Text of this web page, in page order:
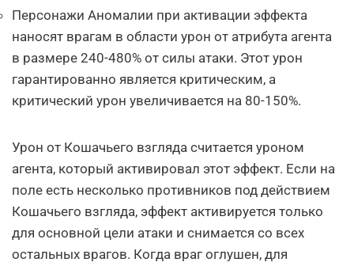
Персонажи Аномалии при активации эффекта
наносят врагам в области урон от атрибута агента
в размере 240-480% от силы атаки. Этот урон
гарантированно является критическим, а
критический урон увеличивается на 80-150%.
Урон от Кошачьего взгляда считается уроном
агента, который активировал этот эффект. Если на
поле есть несколько противников под действием
Кошачьего взгляда, эффект активируется только
для основной цели атаки и снимается со всех
остальных врагов. Когда враг оглушен, для